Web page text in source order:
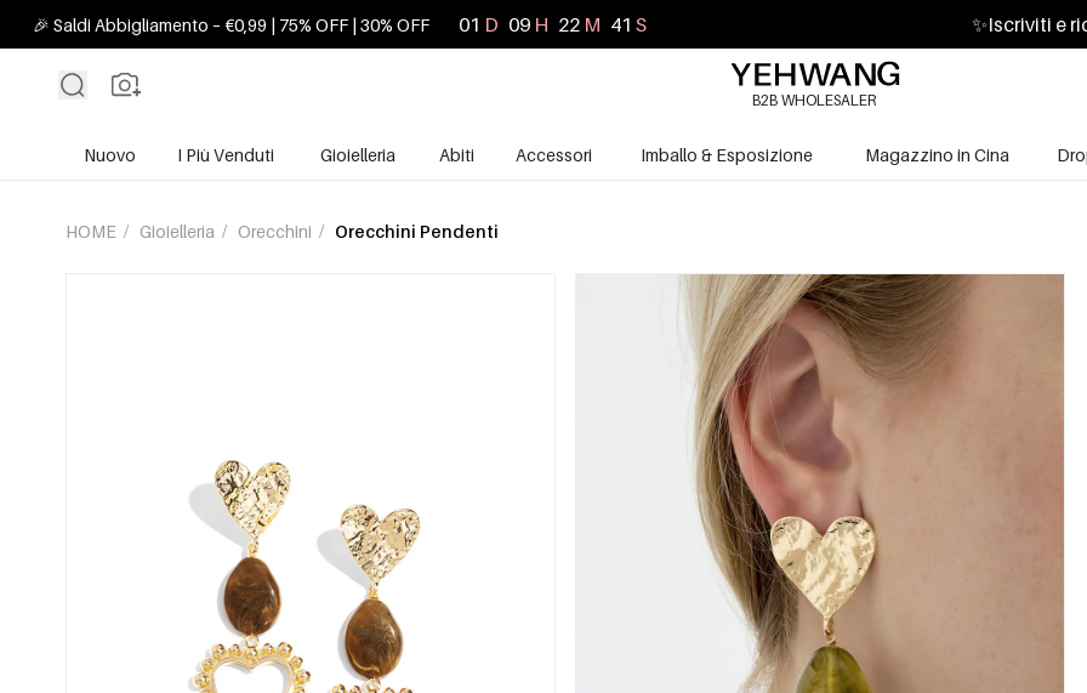
🎉 Saldi Abbigliamento – €0,99 | 75% OFF | 30% OFF 01 D 09 H 22 M 39 S ✨Iscriviti e
B2B WHOLESALER
Nuovo I Più Venduti Gioielleria Abiti Accessori Imballo & Esposizione Magazzino in Cina
HOME / Gioielleria / Orecchini / Orecchini Pendenti